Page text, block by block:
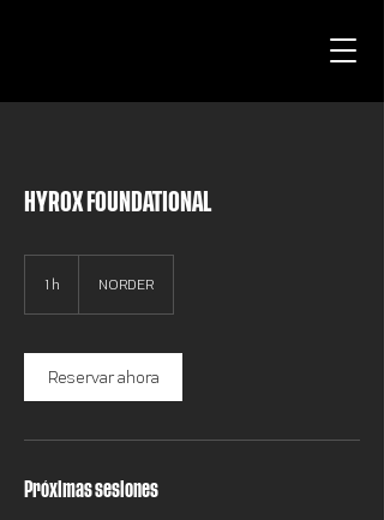
HYROX FOUNDATIONAL
1 h NORDER
Reservar ahora
Próximas sesiones